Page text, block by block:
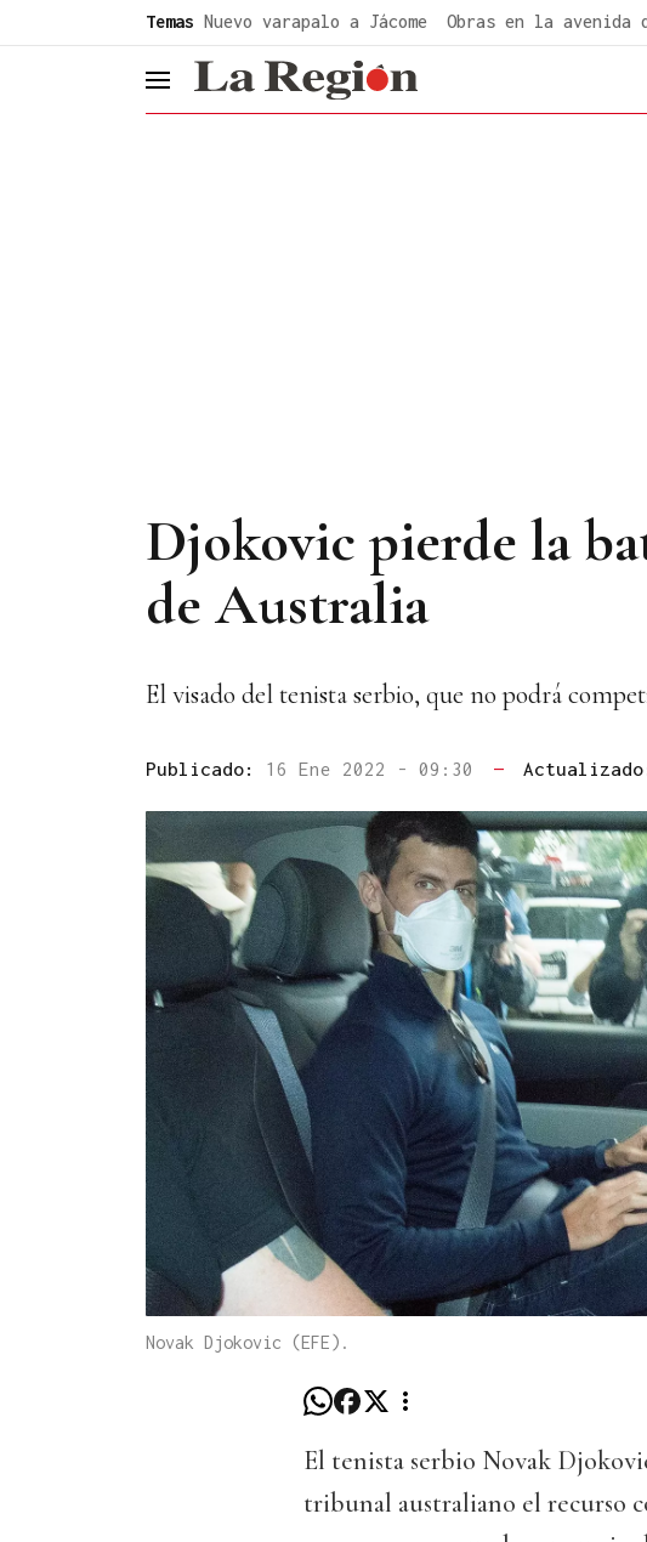
Temas Nuevo varapalo a Jácome Obras en la avenida
header.menu.open
Djokovic pierde la
de Australia
El visado del tenista serbio, que no podrá
Publicado: 16 Ene 2022 - 09:30 —
Novak Djokovic (EFE).
El tenista serbio Novak
tribunal australiano el recurso